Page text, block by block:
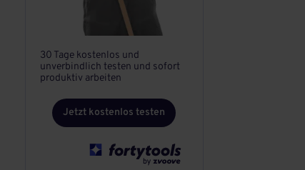
30 Tage kostenlos und
unverbindlich testen und sofort
produktiv arbeiten
Jetzt kostenlos testen